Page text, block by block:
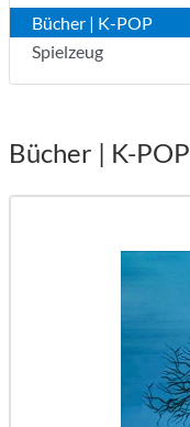
Bücher | K-POP
Spielzeug
Bücher | K-POP